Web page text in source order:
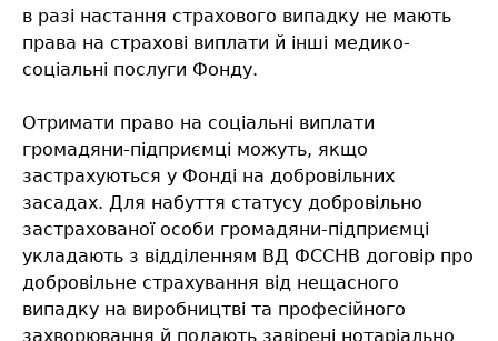
в разі настання страхового випадку не мають
права на страхові виплати й інші медико-
соціальні послуги Фонду.
Отримати право на соціальні виплати
громадяни-підприємці можуть, якщо
застрахуються у Фонді на добровільних
засадах. Для набуття статусу добровільно
застрахованої особи громадяни-підприємці
укладають з відділенням ВД ФССНВ договір про
добровільне страхування від нещасного
випадку на виробництві та професійного
захворювання й подають завірені нотаріально